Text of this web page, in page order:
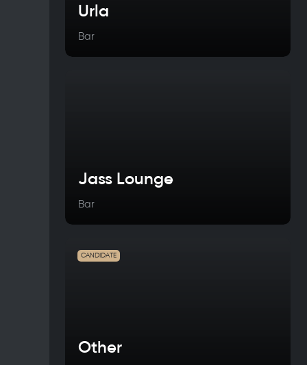
Urla
Bar
Jass Lounge
Bar
CANDIDATE
Other